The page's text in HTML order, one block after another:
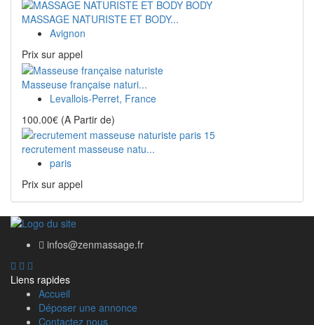
MASSAGE NATURISTE ET BODY...
Avignon
Prix ​​sur appel
Masseuse française naturi...
Levallois-Perret, France
100.00€ (A Partir de)
recrutement masseuse natu...
paris
Prix ​​sur appel
infos@zenmassage.fr
Liens rapides
Accueil
Déposer une annonce
Contactez nous